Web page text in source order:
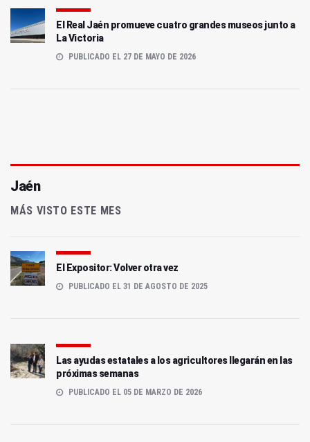
El Real Jaén promueve cuatro grandes museos junto a
La Victoria
PUBLICADO EL 27 DE MAYO DE 2026
Jaén
MÁS VISTO ESTE MES
El Expositor: Volver otra vez
PUBLICADO EL 31 DE AGOSTO DE 2025
Las ayudas estatales a los agricultores llegarán en las
próximas semanas
PUBLICADO EL 05 DE MARZO DE 2026